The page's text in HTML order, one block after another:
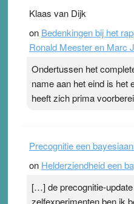
Ionica weer skeptisch …
Klaas van Dijk
on Bedenkingen bij het
Ronald Meester en Marc
Ondertussen het
name aan het eind is het
heeft zich prima
Precognitie een
on Helderziendheid een
[…] de precognitie-
zelfexperimenten ben ik